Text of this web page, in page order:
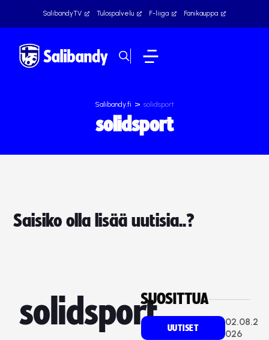
SalibandyTV Tulospalvelu F-liiga Fanikauppa
Salibandy.fi > solidsport
solidsport
Saisiko olla lisää uutisia..?
solidsportSUOSITTUA
UUTISET
02.08.2
026